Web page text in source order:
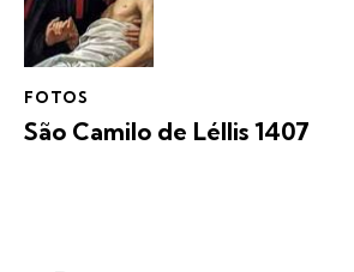
FOTOS
São Camilo de Léllis 1407